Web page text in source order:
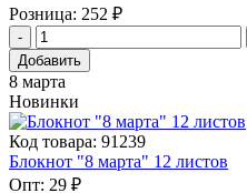
Розница: 252 ₽
Добавить
8 марта
Новинки
Код товара: 91239
Блокнот "8 марта" 12 листов
Опт: 29 ₽